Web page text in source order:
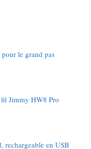
le grand pas
Jimmy HW8 Pro
rechargeable en USB